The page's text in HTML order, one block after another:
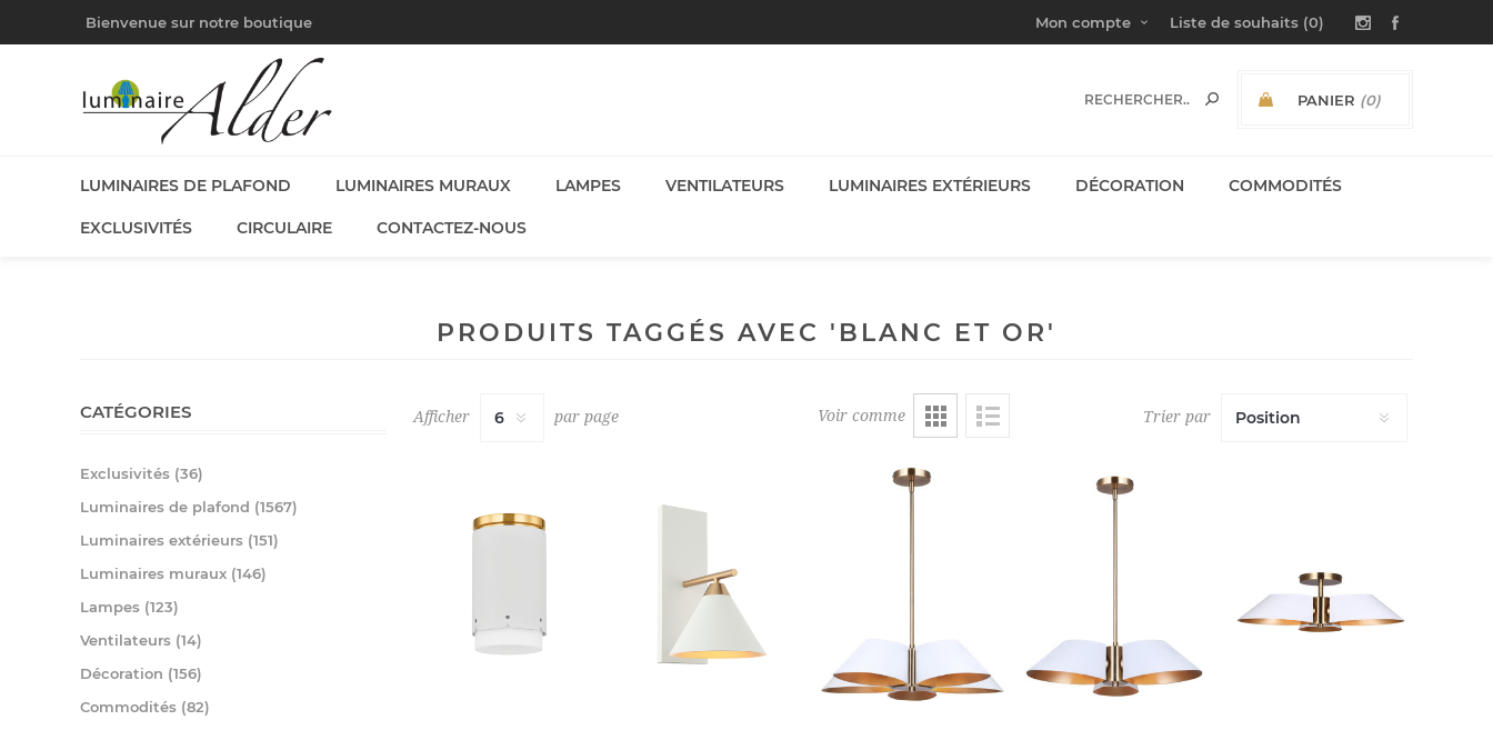
Bienvenue sur notre boutique Mon compte Liste de souhaits (0)
PANIER (0)
LUMINAIRES DE PLAFOND LUMINAIRES MURAUX LAMPES VENTILATEURS LUMINAIRES EXTÉRIEURS DÉCORATION COMMODITÉS
EXCLUSIVITÉS CIRCULAIRE CONTACTEZ-NOUS
PRODUITS TAGGÉS AVEC 'BLANC ET OR'
Voir comme Trier par
Afficher par page
CATÉGORIES
Exclusivités (36)
Luminaires de plafond (1567)
Luminaires extérieurs (151)
Luminaires muraux (146)
Lampes (123)
Ventilateurs (14)
Décoration (156)
Commodités (82)